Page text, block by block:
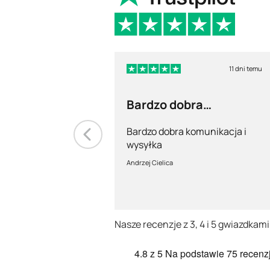
11 dni temu
Bardzo dobra
Bardzo dobra komunikacja i
wysyłka
Andrzej Cielica
Nasze recenzje z 3, 4 i 5 gwiazdkami
4.8 z 5 Na podstawie75